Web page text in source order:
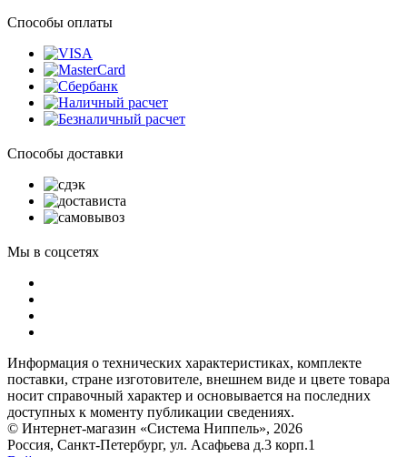
Способы оплаты
Способы доставки
Мы в соцсетях
Информация о технических характеристиках, комплекте
поставки, стране изготовителе, внешнем виде и цвете товара
носит справочный характер и основывается на последних
доступных к моменту публикации сведениях.
© Интернет-магазин «Система Ниппель», 2026
Россия, Санкт-Петербург, ул. Асафьева д.3 корп.1